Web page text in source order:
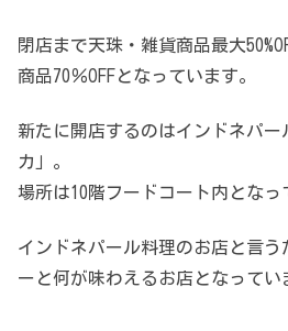
閉店まで天珠・雑貨商品最大
商品70％OFFとなっています。
新たに開店するのはインドネパー
カ」。
場所は10階フードコート内となっ
インドネパール料理のお店と言
ーと何が味わえるお店となってい